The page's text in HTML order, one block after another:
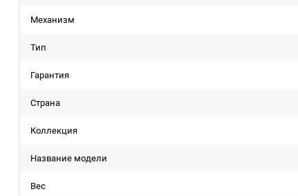
Механизм
Тип
Гарантия
Страна
Коллекция
Название модели
Вес